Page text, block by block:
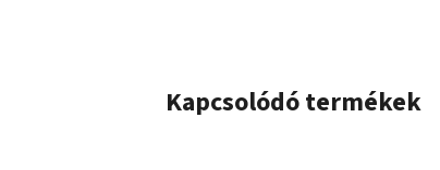
Kapcsolódó termékek